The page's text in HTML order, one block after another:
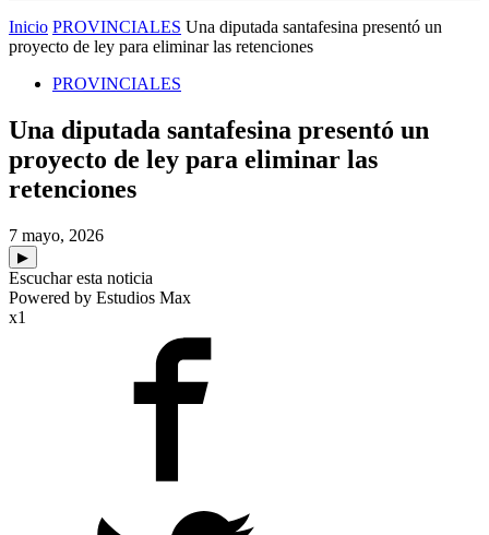
Inicio PROVINCIALES Una diputada santafesina presentó un
proyecto de ley para eliminar las retenciones
PROVINCIALES
Una diputada santafesina presentó un
proyecto de ley para eliminar las
retenciones
7 mayo, 2026
▶
Escuchar esta noticia
Powered by Estudios Max
x1